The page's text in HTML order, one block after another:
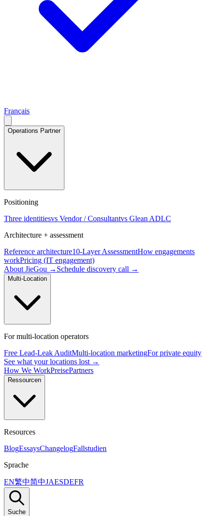
Français
Operations Partner
Positioning
Three identitiesvs Vendor / Consultantvs Glean ADLC
Architecture + assessment
Reference architecture10-Layer AssessmentHow engagements
workPricing (IT engagement)
About JieGou → Schedule discovery call →
Multi-Location
For multi-location operators
Free Lead-Leak AuditMulti-location marketingFor private equity
See what your locations lost →
How We WorkPreisePartners
Ressourcen
Resources
BlogEssaysChangelogFallstudien
Sprache
EN繁中简中JAESDEFR
Suche